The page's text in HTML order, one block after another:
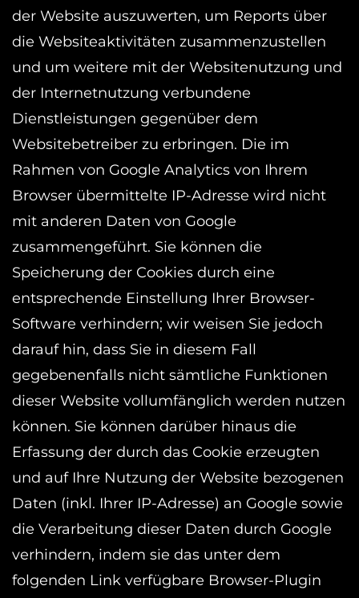
der Website auszuwerten, um Reports über
die Websiteaktivitäten zusammenzustellen
und um weitere mit der Websitenutzung und
der Internetnutzung verbundene
Dienstleistungen gegenüber dem
Websitebetreiber zu erbringen. Die im
Rahmen von Google Analytics von Ihrem
Browser übermittelte IP-Adresse wird nicht
mit anderen Daten von Google
zusammengeführt. Sie können die
Speicherung der Cookies durch eine
entsprechende Einstellung Ihrer Browser-
Software verhindern; wir weisen Sie jedoch
darauf hin, dass Sie in diesem Fall
gegebenenfalls nicht sämtliche Funktionen
dieser Website vollumfänglich werden nutzen
können. Sie können darüber hinaus die
Erfassung der durch das Cookie erzeugten
und auf Ihre Nutzung der Website bezogenen
Daten (inkl. Ihrer IP-Adresse) an Google sowie
die Verarbeitung dieser Daten durch Google
verhindern, indem sie das unter dem
folgenden Link verfügbare Browser-Plugin